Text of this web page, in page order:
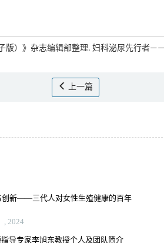
版）》杂志编辑部整理. 妇科泌尿先行者
上一篇